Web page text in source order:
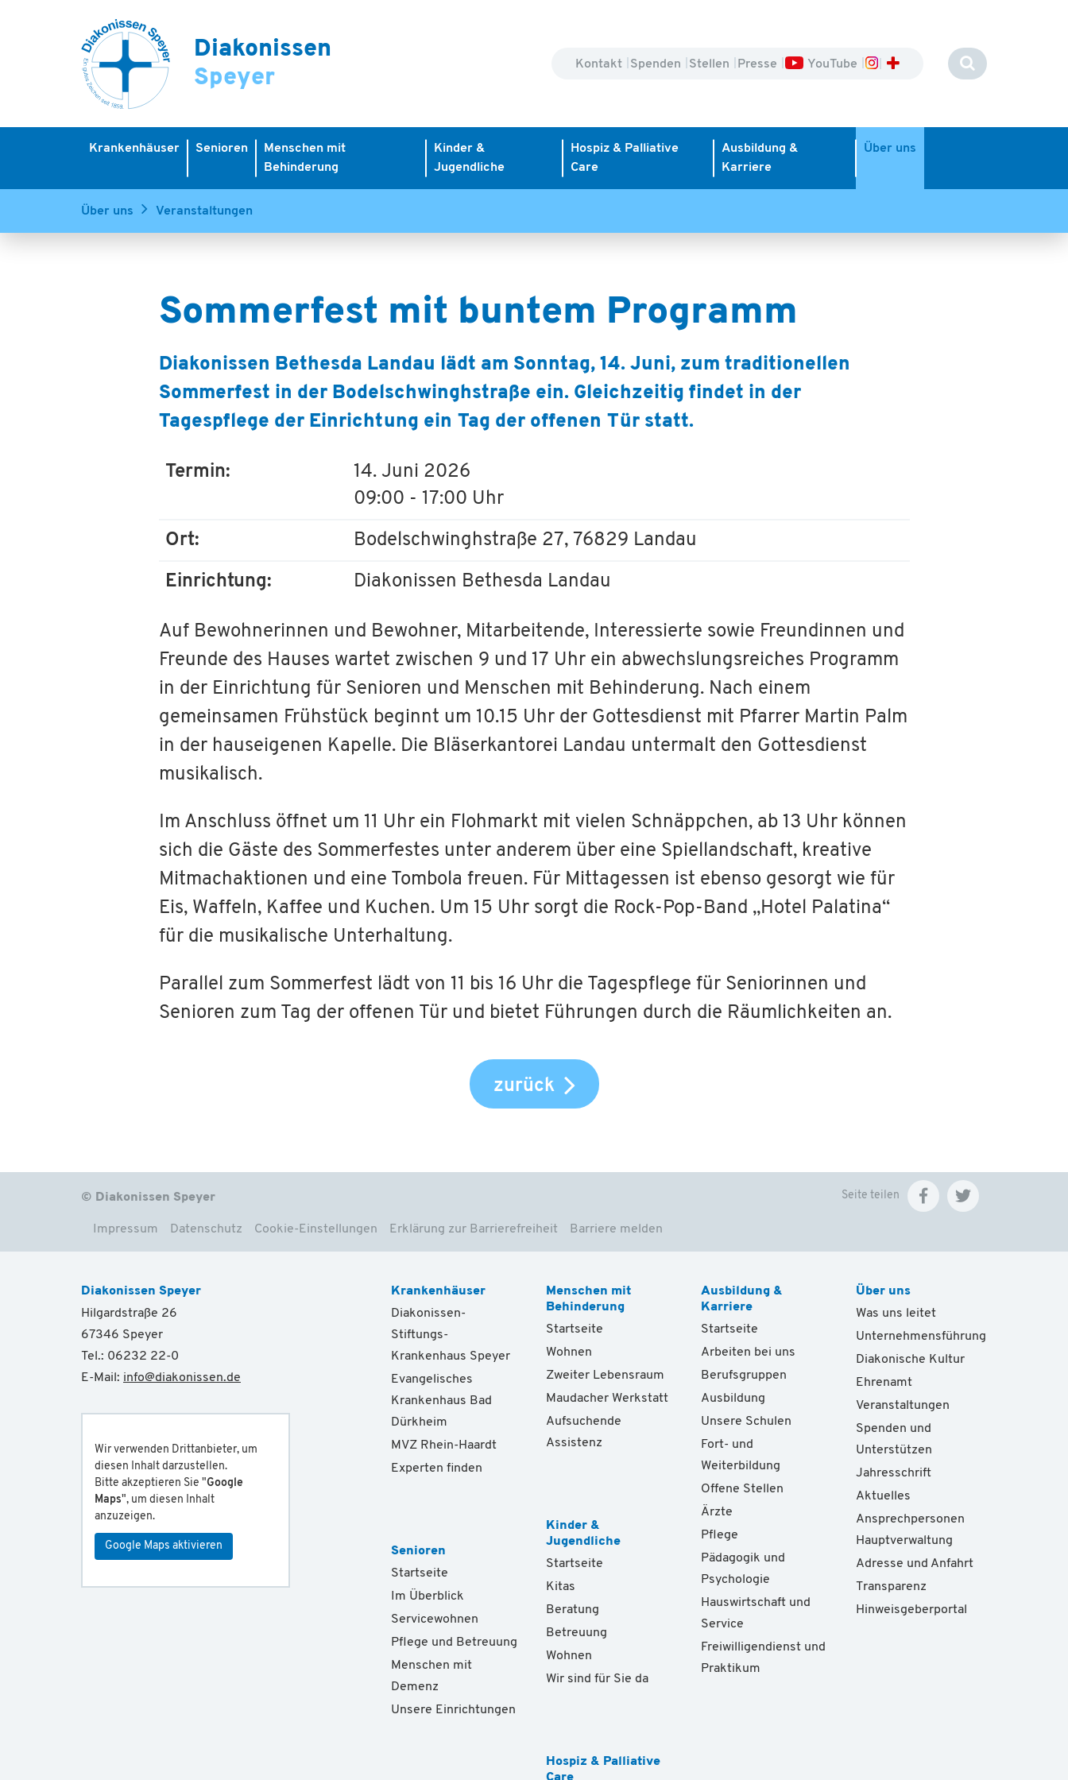
Diakonissen
Speyer
Kontakt Spenden Stellen Presse YouTube
Krankenhäuser Senioren
Menschen mit
Behinderung
Kinder &
Jugendliche
Hospiz & Palliative
Care
Ausbildung &
Karriere
Über uns
Über uns Veranstaltungen
Diakonissen Bethesda Landau lädt am Sonntag, 14. Juni, zum traditionellen
Sommerfest in der Bodelschwinghstraße ein. Gleichzeitig findet in der
Tagespflege der Einrichtung ein Tag der offenen Tür statt.
Termin:
14. Juni 2026
09:00 - 17:00 Uhr
Ort: Bodelschwinghstraße 27, 76829 Landau
Einrichtung: Diakonissen Bethesda Landau
Auf Bewohnerinnen und Bewohner, Mitarbeitende, Interessierte sowie Freundinnen und
Freunde des Hauses wartet zwischen 9 und 17 Uhr ein abwechslungsreiches Programm
in der Einrichtung für Senioren und Menschen mit Behinderung. Nach einem
gemeinsamen Frühstück beginnt um 10.15 Uhr der Gottesdienst mit Pfarrer Martin Palm
in der hauseigenen Kapelle. Die Bläserkantorei Landau untermalt den Gottesdienst
musikalisch.
Im Anschluss öffnet um 11 Uhr ein Flohmarkt mit vielen Schnäppchen, ab 13 Uhr können
sich die Gäste des Sommerfestes unter anderem über eine Spiellandschaft, kreative
Mitmachaktionen und eine Tombola freuen. Für Mittagessen ist ebenso gesorgt wie für
Eis, Waffeln, Kaffee und Kuchen. Um 15 Uhr sorgt die Rock-Pop-Band „Hotel Palatina“
für die musikalische Unterhaltung.
Parallel zum Sommerfest lädt von 11 bis 16 Uhr die Tagespflege für Seniorinnen und
Senioren zum Tag der offenen Tür und bietet Führungen durch die Räumlichkeiten an.
zurück
© Diakonissen Speyer
Impressum Datenschutz Cookie-Einstellungen Erklärung zur Barrierefreiheit Barriere melden
Seite teilen
Diakonissen Speyer
Hilgardstraße 26
67346 Speyer
Tel.: 06232 22-0
E-Mail: info@diakonissen.de
Wir verwenden Drittanbieter, um
diesen Inhalt darzustellen.
Bitte akzeptieren Sie "Google
Maps", um diesen Inhalt
anzuzeigen.
Google Maps aktivieren
Krankenhäuser
Diakonissen-
Stiftungs-
Krankenhaus Speyer
Evangelisches
Krankenhaus Bad
Dürkheim
MVZ Rhein-Haardt
Experten finden
Senioren
Startseite
Im Überblick
Servicewohnen
Pflege und Betreuung
Menschen mit
Demenz
Unsere Einrichtungen
Menschen mit
Behinderung
Startseite
Wohnen
Zweiter Lebensraum
Maudacher Werkstatt
Aufsuchende
Assistenz
Kinder &
Jugendliche
Startseite
Kitas
Beratung
Betreuung
Wohnen
Wir sind für Sie da
Hospiz & Palliative
Ausbildung &
Karriere
Startseite
Arbeiten bei uns
Berufsgruppen
Ausbildung
Unsere Schulen
Fort- und
Weiterbildung
Offene Stellen
Ärzte
Pflege
Pädagogik und
Psychologie
Hauswirtschaft und
Service
Freiwilligendienst und
Praktikum
Über uns
Was uns leitet
Unternehmensführung
Diakonische Kultur
Ehrenamt
Veranstaltungen
Spenden und
Unterstützen
Jahresschrift
Aktuelles
Ansprechpersonen
Hauptverwaltung
Adresse und Anfahrt
Transparenz
Hinweisgeberportal